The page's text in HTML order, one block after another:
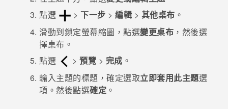
企業採購
銷售通路
支援服務
VIVELAND
點選
> 下一步 > 編輯 > 其他桌布 。
滑動到鎖定螢幕縮圖，點選變更桌布 ，然後選
擇桌布。
點選
> 預覽 > 完成 。
輸入主題的標題，確定選取立即套用此主題選
項。然後點選確定 。